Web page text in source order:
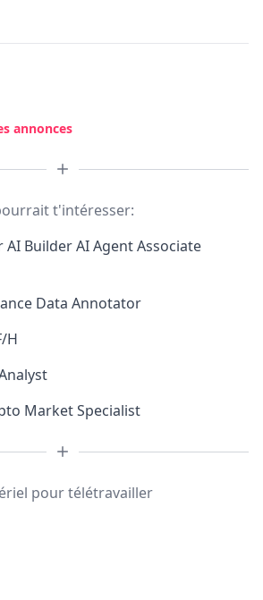
annonces
t'intéresser:
AI Builder AI Agent Associate
Data Annotator
H
Market Specialist
pour télétravailler